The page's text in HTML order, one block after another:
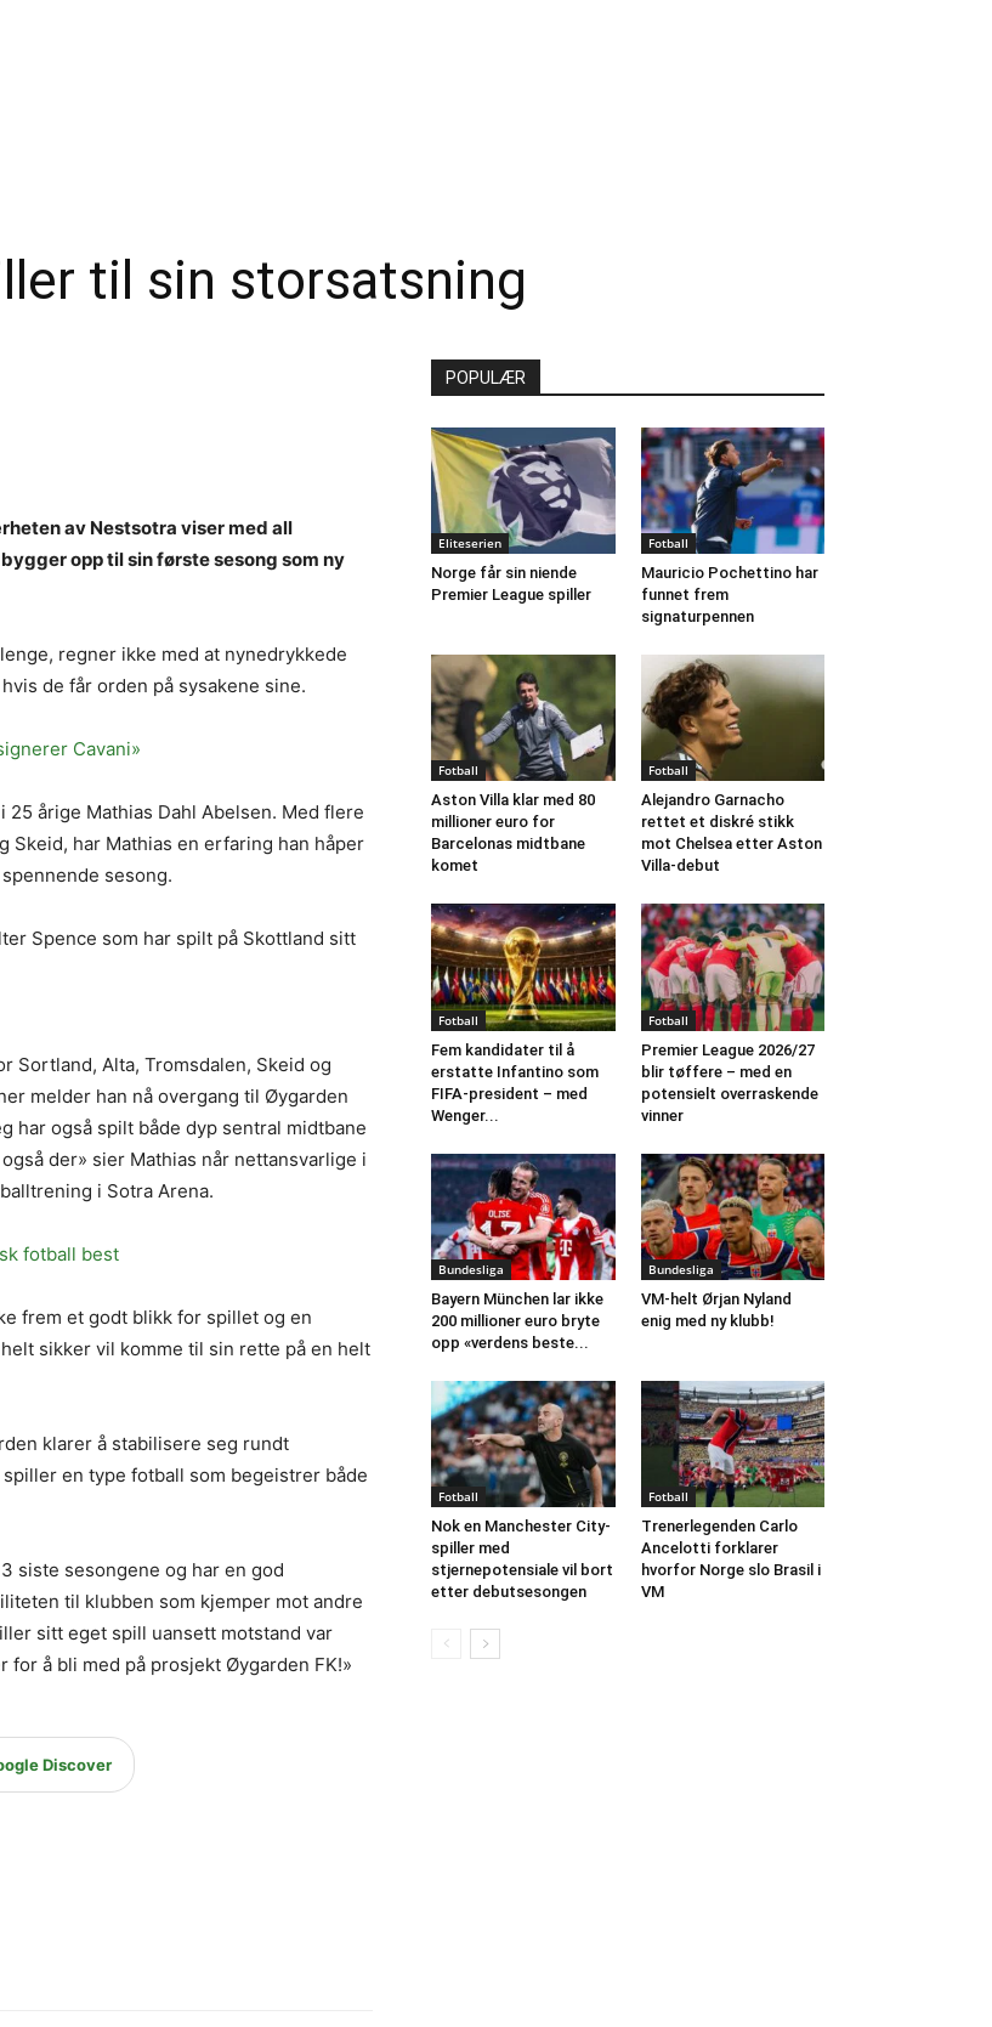
til sin storsatsning
av Nestsotra viser med all
opp til sin første sesong som ny
regner ikke med at nynedrykkede
de får orden på sysakene sine.
Cavani»
årige Mathias Dahl Abelsen. Med flere
Skeid, har Mathias en erfaring han håper
sesong.
Spence som har spilt på Skottland sitt
Sortland, Alta, Tromsdalen, Skeid og
melder han nå overgang til Øygarden
har også spilt både dyp sentral midtbane
der» sier Mathias når nettansvarlige i
i Sotra Arena.
fotball best
frem et godt blikk for spillet og en
sikker vil komme til sin rette på en helt
klarer å stabilisere seg rundt
en type fotball som begeistrer både
siste sesongene og har en god
til klubben som kjemper mot andre
sitt eget spill uansett motstand var
å bli med på prosjekt Øygarden FK!»
Discover
POPULÆR
Eliteserien
Norge får sin niende
Premier League spiller
Fotball
Mauricio Pochettino har
funnet frem
signaturpennen
Fotball
Aston Villa klar med 80
millioner euro for
Barcelonas midtbane
komet
Fotball
Alejandro Garnacho
rettet et diskré stikk
mot Chelsea etter Aston
Villa-debut
Fotball
Fem kandidater til å
erstatte Infantino som
FIFA-president – med
Wenger...
Fotball
Premier League 2026/27
blir tøffere – med en
potensielt overraskende
vinner
Bundesliga
Bayern München lar ikke
200 millioner euro bryte
opp «verdens beste...
Bundesliga
VM-helt Ørjan Nyland
enig med ny klubb!
Fotball
Nok en Manchester City-
spiller med
stjernepotensiale vil bort
etter debutsesongen
Fotball
Trenerlegenden Carlo
Ancelotti forklarer
hvorfor Norge slo Brasil i
VM